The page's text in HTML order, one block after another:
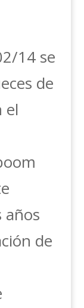
14 se
de
el
años
de